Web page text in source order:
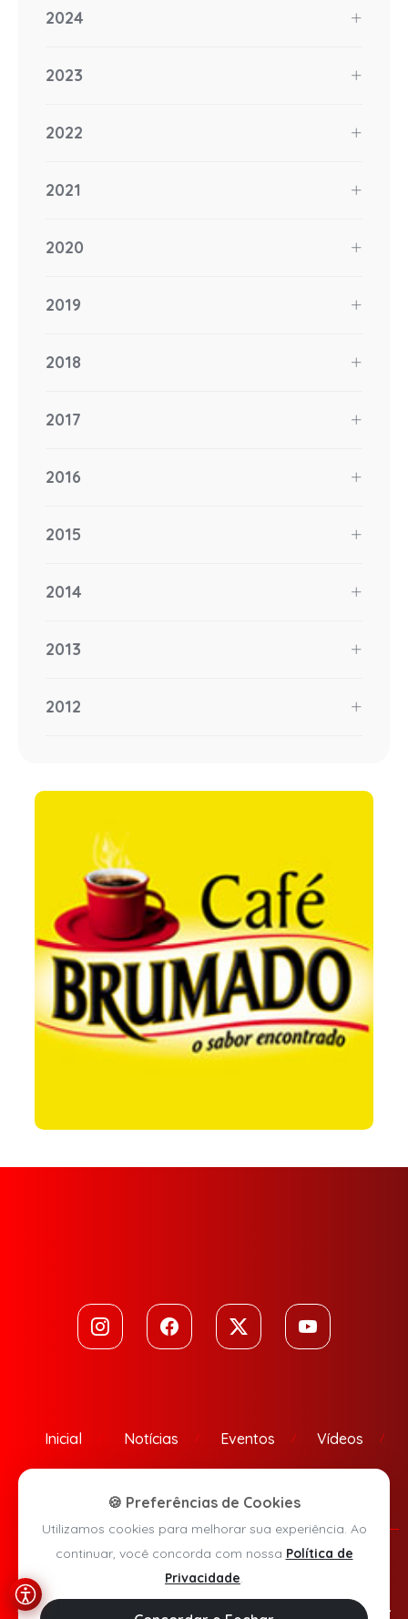
2024
2023
2022
2021
2020
2019
2018
2017
2016
2015
2014
2013
2012
Inicial Notícias Eventos Vídeos
Política de Privacidade
Agora Sudoeste © 2026 - Todos os direitos reservados.
🍪 Preferências de Cookies
Utilizamos cookies para melhorar sua experiência. Ao
continuar, você concorda com nossa Política de
Privacidade.